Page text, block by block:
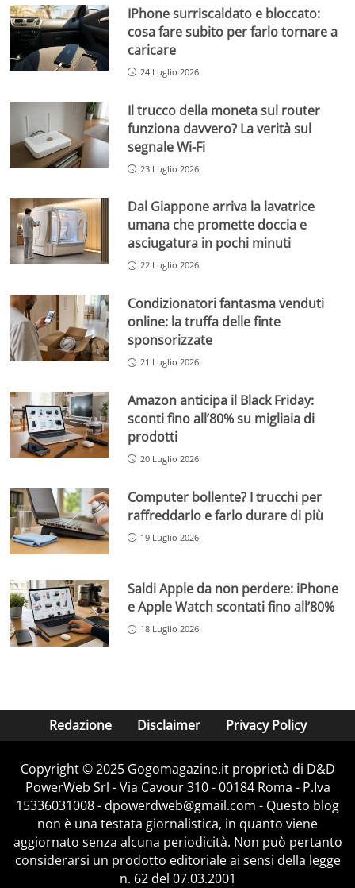
IPhone surriscaldato e bloccato:
cosa fare subito per farlo tornare a
caricare
24 Luglio 2026
Il trucco della moneta sul router
funziona davvero? La verità sul
segnale Wi-Fi
23 Luglio 2026
Dal Giappone arriva la lavatrice
umana che promette doccia e
asciugatura in pochi minuti
22 Luglio 2026
Condizionatori fantasma venduti
online: la truffa delle finte
sponsorizzate
21 Luglio 2026
Amazon anticipa il Black Friday:
sconti fino all’80% su migliaia di
prodotti
20 Luglio 2026
Computer bollente? I trucchi per
raffreddarlo e farlo durare di più
19 Luglio 2026
Saldi Apple da non perdere: iPhone
e Apple Watch scontati fino all’80%
18 Luglio 2026
Redazione Disclaimer Privacy Policy
Copyright © 2025 Gogomagazine.it proprietà di D&D
PowerWeb Srl - Via Cavour 310 - 00184 Roma - P.Iva
15336031008 - dpowerdweb@gmail.com - Questo blog
non è una testata giornalistica, in quanto viene
aggiornato senza alcuna periodicità. Non può pertanto
considerarsi un prodotto editoriale ai sensi della legge
n. 62 del 07.03.2001